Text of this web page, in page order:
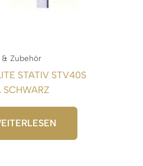
Zubehör
STATIV STV40S
SCHWARZ